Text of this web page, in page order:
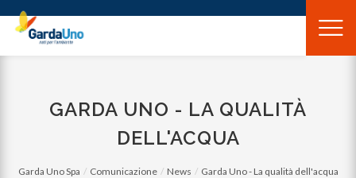
Gardauno
Spa
GARDA UNO - LA QUALITÀ
DELL'ACQUA
Garda Uno Spa Comunicazione News Garda Uno - La qualità dell'acqua